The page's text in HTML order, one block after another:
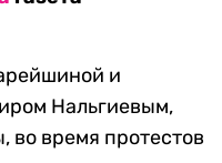
и
Нальгиевым,
во время протестов